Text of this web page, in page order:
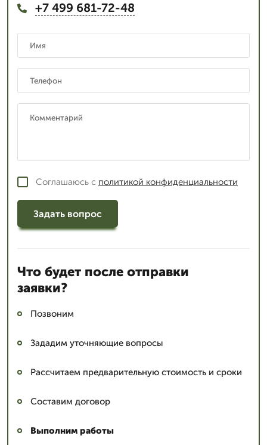
+7 499 681-72-48
Соглашаюсь с политикой конфиденциальности
Задать вопрос
Что будет после отправки
заявки?
Позвоним
Зададим уточняющие вопросы
Рассчитаем предварительную стоимость и сроки
Составим договор
Выполним работы